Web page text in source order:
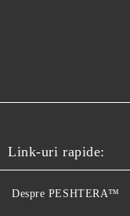
Link-uri rapide:
Despre PESHTERA™